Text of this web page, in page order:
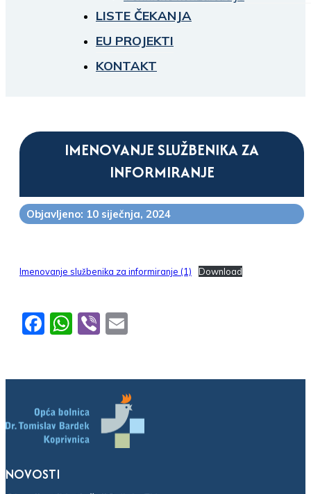
LISTE ČEKANJA
EU PROJEKTI
KONTAKT
IMENOVANJE SLUŽBENIKA ZA
INFORMIRANJE
Objavljeno: 10 siječnja, 2024
Imenovanje službenika za informiranje (1) Download
Facebook
WhatsApp
Viber
NOVOSTI